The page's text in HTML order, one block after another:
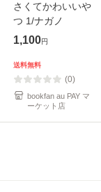
さくてかわいいや
つ 1/ナガノ
1,100円
送料無料
(0)
bookfan au PAY マ
ーケット店